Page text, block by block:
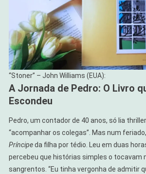
“Stoner” – John Williams (EUA):
A Jornada de Pedro: O Livro
Escondeu
Pedro, um contador de 40 anos, só lia
“acompanhar os colegas”. Mas num
Príncipeda filha por tédio. Leu em duas
percebeu que histórias simples o tocavam
sangrentos. “Eu tinha vergonha de admitir